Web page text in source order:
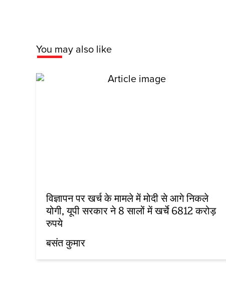
You may also like
विज्ञापन पर खर्च के मामले में मोदी से आगे निकले
योगी, यूपी सरकार ने 8 सालों में खर्चे 6812 करोड़
रुपये
बसंत कुमार